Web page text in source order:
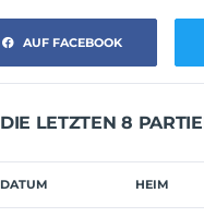
AUF FACEBOOK
DIE LETZTEN 8
DATUM HEIM